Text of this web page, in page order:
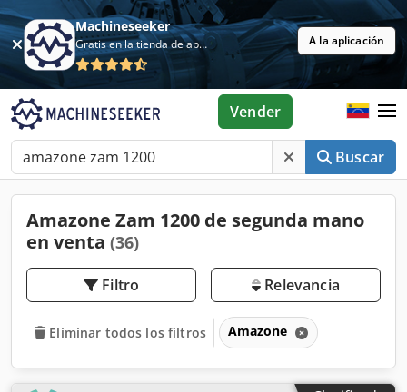
Machineseeker
Gratis en la tienda de aplicaciones A la aplicación
Buscar
Vender
Amazone Zam 1200 de segunda mano
en venta (36)
Filtro Relevancia
Eliminar todos los filtros Amazone